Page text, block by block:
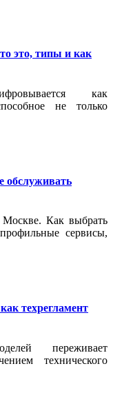
это, типы и как
как
не только
обслуживать
Как выбрать
сервисы,
техрегламент
переживает
технического